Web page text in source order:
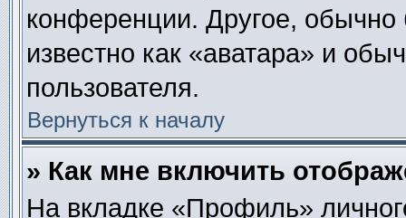
конференции. Другое,
известно как «аватара» и
пользователя.
Вернуться к началу
» Как мне включить
На вкладке «Профиль»